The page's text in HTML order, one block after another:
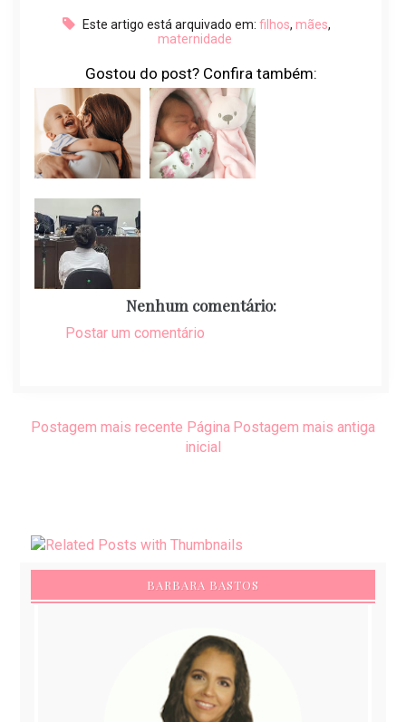
Este artigo está arquivado em: filhos, mães,
maternidade
Gostou do post? Confira também:
Nenhum comentário:
Postar um comentário
Postagem mais recente Postagem mais antiga
Página
inicial
BARBARA BASTOS